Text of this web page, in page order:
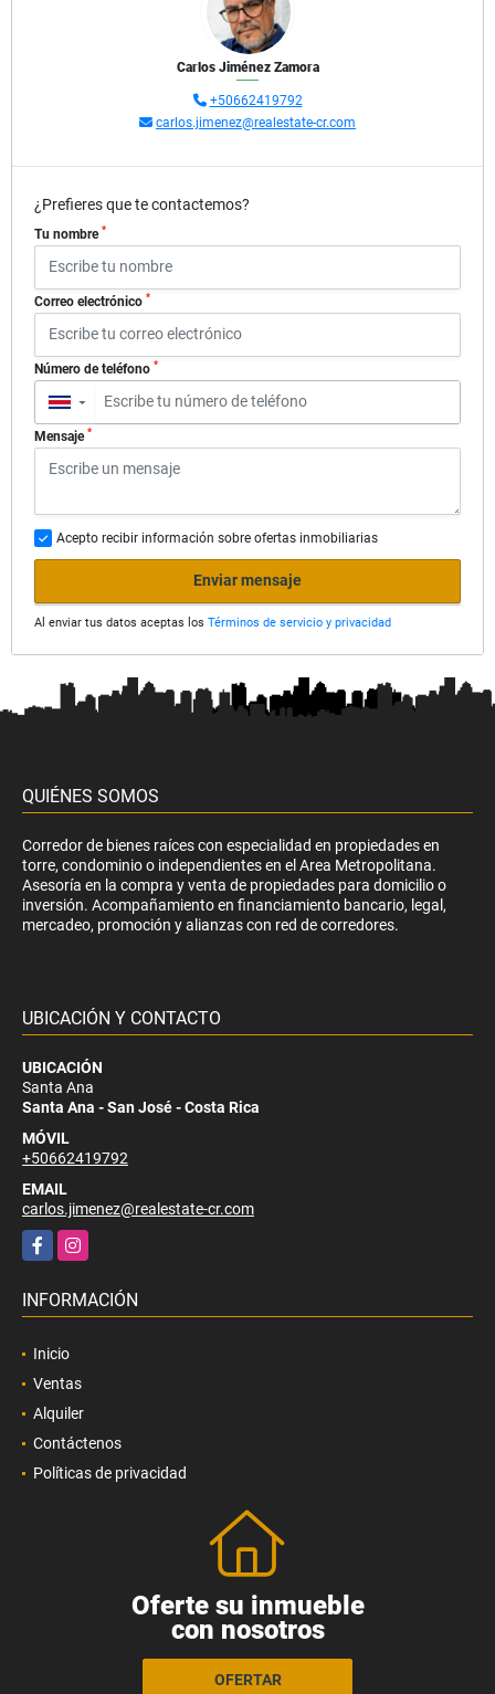
Carlos Jiménez Zamora
+50662419792
carlos.jimenez@realestate-cr.com
¿Prefieres que te contactemos?
Tu nombre *
Correo electrónico *
Número de teléfono *
▼
Mensaje *
Acepto recibir información sobre ofertas inmobiliarias
Enviar mensaje
Al enviar tus datos aceptas los Términos de servicio y privacidad
QUIÉNES SOMOS
Corredor de bienes raíces con especialidad en propiedades en
torre, condominio o independientes en el Area Metropolitana.
Asesoría en la compra y venta de propiedades para domicilio o
inversión. Acompañamiento en financiamiento bancario, legal,
mercadeo, promoción y alianzas con red de corredores.
UBICACIÓN Y CONTACTO
UBICACIÓN
Santa Ana
Santa Ana - San José - Costa Rica
MÓVIL
+50662419792
EMAIL
carlos.jimenez@realestate-cr.com
FacebookInstagram
INFORMACIÓN
Inicio
Ventas
Alquiler
Contáctenos
Políticas de privacidad
Oferte su inmueble
con nosotros
OFERTAR